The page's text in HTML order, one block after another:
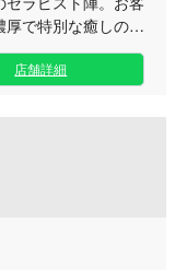
で特別な癒しの時
ければ、私たちが
忘れるほどの魅力
いませ。 足を運
かりと寄り添い、
誠意努めてまいり
ております。
店舗詳細